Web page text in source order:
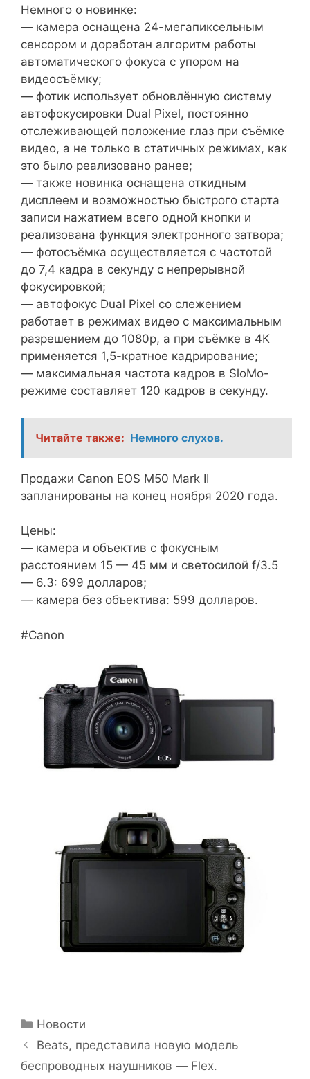
Немного о новинке:
— камера оснащена 24-мегапиксельным
сенсором и доработан алгоритм работы
автоматического фокуса с упором на
видеосъёмку;
— фотик использует обновлённую систему
автофокусировки Dual Pixel, постоянно
отслеживающей положение глаз при съёмке
видео, а не только в статичных режимах, как
это было реализовано ранее;
— также новинка оснащена откидным
дисплеем и возможностью быстрого старта
записи нажатием всего одной кнопки и
реализована функция электронного затвора;
— фотосъёмка осуществляется с частотой
до 7,4 кадра в секунду с непрерывной
фокусировкой;
— автофокус Dual Pixel со слежением
работает в режимах видео с максимальным
разрешением до 1080p, а при съёмке в 4К
применяется 1,5-кратное кадрирование;
— максимальная частота кадров в SloMo-
режиме составляет 120 кадров в секунду.
Читайте также: Немного слухов.
Продажи Canon EOS M50 Mark II
запланированы на конец ноября 2020 года.
Цены:
— камера и объектив с фокусным
расстоянием 15 — 45 мм и светосилой f/3.5
— 6.3: 699 долларов;
— камера без объектива: 599 долларов.
#Canon
Рубрики
Новости
Beats, представила новую модель
беспроводных наушников — Flex.